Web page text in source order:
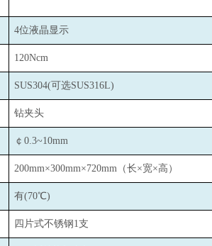
4位液晶显示
120Ncm
SUS304(可选SUS316L)
钻夹头
￠0.3~10mm
200mm×300mm×720mm （长×宽×高）
有(70℃)
四片式不锈钢1支